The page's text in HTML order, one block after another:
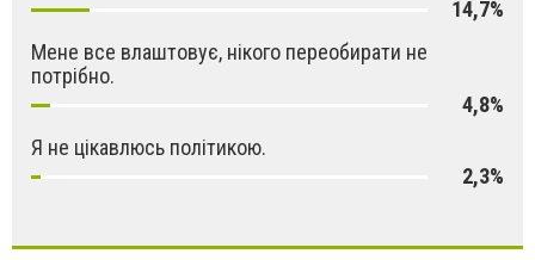
14,7%
Мене все влаштовує, нікого переобирати не
потрібно.
4,8%
Я не цікавлюсь політикою.
2,3%